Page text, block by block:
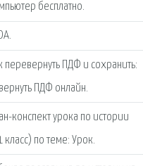
бесплатно.
перевернуть ПДФ и сохранить:
ПДФ онлайн.
конспект урока по истории
класс) по теме: Урок.